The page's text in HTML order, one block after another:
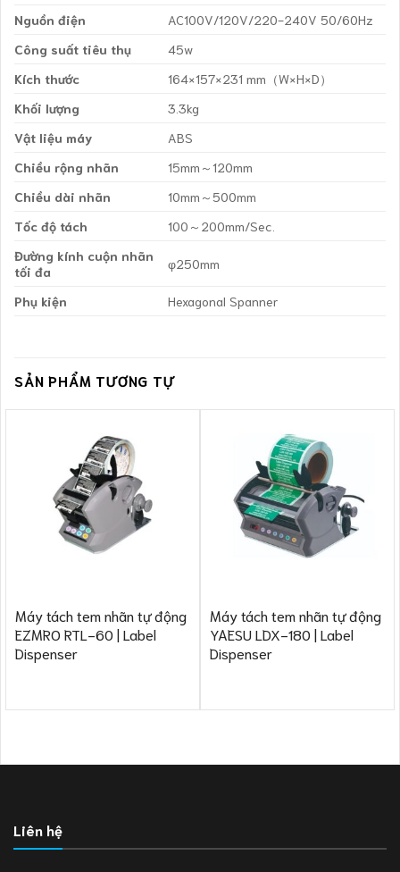
Nguồn điện
AC100V/120V/220-240V 50/60Hz
Công suất tiêu thụ
45w
Kích thước
164×157×231 mm（W×H×D）
Khối lượng
3.3kg
Vật liệu máy
ABS
Chiều rộng nhãn
15mm～120mm
Chiều dài nhãn
10mm～500mm
Tốc độ tách
100～200mm/Sec.
Đường kính cuộn nhãn
tối đa
φ250mm
Phụ kiện Hexagonal Spanner
SẢN PHẨM TƯƠNG TỰ
Máy tách tem nhãn tự động
EZMRO RTL-60 | Label
Dispenser
Máy tách tem nhãn tự động
YAESU LDX-180 | Label
Dispenser
Liên hệ